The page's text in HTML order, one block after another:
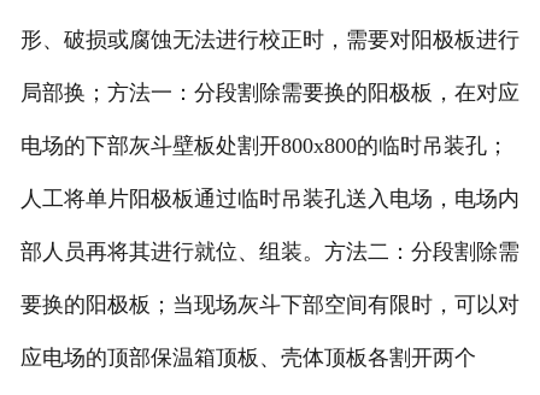
形、破损或腐蚀无法进行校正时，需要对阳极板进行
局部换；方法一：分段割除需要换的阳极板，在对应
电场的下部灰斗壁板处割开800x800的临时吊装孔；
人工将单片阳极板通过临时吊装孔送入电场，电场内
部人员再将其进行就位、组装。方法二：分段割除需
要换的阳极板；当现场灰斗下部空间有限时，可以对
应电场的顶部保温箱顶板、壳体顶板各割开两个